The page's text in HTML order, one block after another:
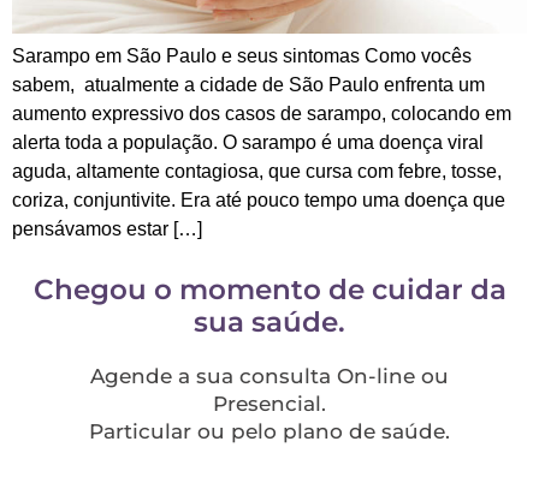
Sarampo em São Paulo e seus sintomas Como vocês
sabem, atualmente a cidade de São Paulo enfrenta um
aumento expressivo dos casos de sarampo, colocando em
alerta toda a população. O sarampo é uma doença viral
aguda, altamente contagiosa, que cursa com febre, tosse,
coriza, conjuntivite. Era até pouco tempo uma doença que
pensávamos estar […]
Chegou o momento de cuidar da
sua saúde.
Agende a sua consulta On-line ou
Presencial.
Particular ou pelo plano de saúde.